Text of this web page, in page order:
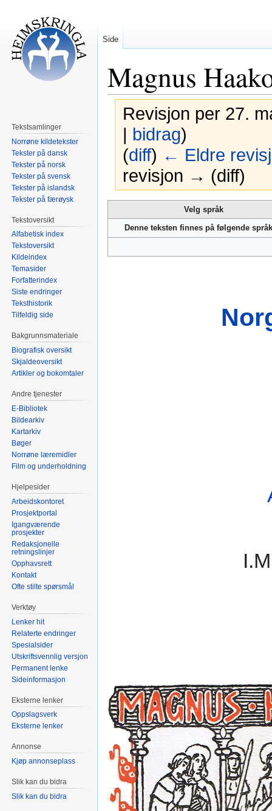
Magnus
Revisjon per 27.
| bidrag)
(diff) ← Eldre
revisjon → (diff)
til
navigering
til
Velg språk
Denne teksten finnes på følgende
Side
Tekstsamlinger
Norrøne kildetekster
Tekster på dansk
Tekster på norsk
Tekster på svensk
Tekster på islandsk
Tekster på færøysk
Tekstoversikt
Alfabetisk index
Tekstoversikt
Kildeindex
Temasider
Forfatterindex
Siste endringer
Teksthistorik
Tilfeldig side
Bakgrunnsmateriale
Biografisk oversikt
Skjaldeoversikt
Artikler og bokomtaler
Andre tjenester
E-Bibliotek
Bildearkiv
Kartarkiv
Bøger
Norrøne læremidler
Film og underholdning
Hjelpesider
Arbeidskontoret
Prosjektportal
Igangværende
prosjekter
Redaksjonelle
retningslinjer
Opphavsrett
Kontakt
Ofte stilte spørsmål
Verktøy
Lenker hit
Relaterte endringer
Spesialsider
Utskriftsvennlig versjon
Permanent lenke
Sideinformasjon
Eksterne lenker
Oppslagsverk
Eksterne lenker
Annonse
Kjøp annonseplass
Slik kan du bidra
Slik kan du bidra